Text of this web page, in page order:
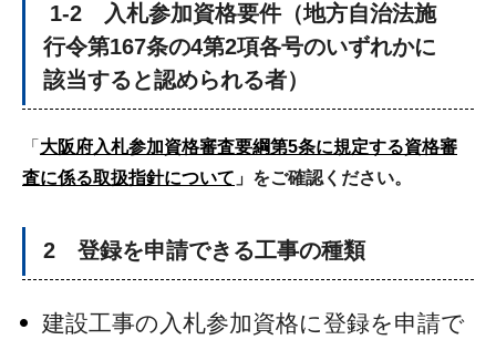
1-2 入札参加資格要件（地方自治法施
行令第167条の4第2項各号のいずれかに
該当すると認められる者）
「 大阪府入札参加資格審査要綱第5条に規定する資格審
査に係る取扱指針について 」をご確認ください。
2 登録を申請できる工事の種類
建設工事の入札参加資格に登録を申請で